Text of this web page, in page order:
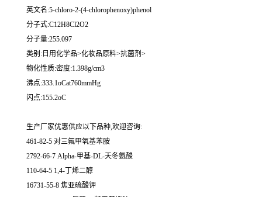
英文名:5-chloro-2-(4-chlorophenoxy)phenol
分子式:C12H8Cl2O2
分子量:255.097
类别:日用化学品>化妆品原料>抗菌剂>
物化性质:密度:1.398g/cm3
沸点:333.1oCat760mmHg
闪点:155.2oC
生产厂家优惠供应以下品种,欢迎咨询:
461-82-5 对三氟甲氧基苯胺
2792-66-7 Alpha-甲基-DL-天冬氨酸
110-64-5 1,4-丁烯二醇
16731-55-8 焦亚硫酸钾